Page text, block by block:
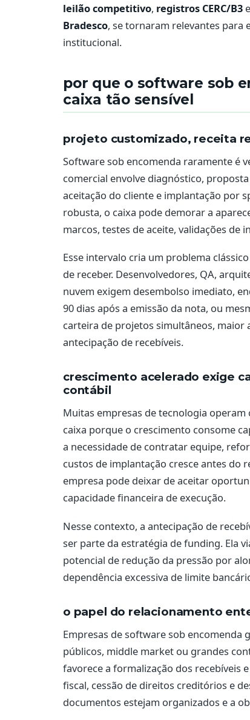
leilão competitivo, registros CERC/B3
Bradesco, se tornaram relevantes para
institucional.
por que o software sob
caixa tão sensível
projeto customizado, receita
Software sob encomenda raramente é
comercial envolve diagnóstico,
aceitação do cliente e implantação por
robusta, o caixa pode demorar a
marcos, testes de aceite, validações de
Esse intervalo cria um problema
de receber. Desenvolvedores, QA,
nuvem exigem desembolso imediato,
90 dias após a emissão da nota, ou
carteira de projetos simultâneos, maior
antecipação de recebíveis.
crescimento acelerado exige
contábil
Muitas empresas de tecnologia
caixa porque o crescimento consome
a necessidade de contratar equipe,
custos de implantação cresce antes do
empresa pode deixar de aceitar
capacidade financeira de execução.
Nesse contexto, a antecipação de
ser parte da estratégia de funding. Ela
potencial de redução da pressão por
dependência excessiva de limite
o papel do relacionamento
Empresas de software sob
públicos, middle market ou grandes
favorece a formalização dos recebíveis
fiscal, cessão de direitos creditórios e
documentos estejam organizados e a